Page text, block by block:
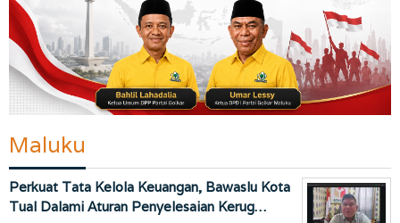
Maluku
Perkuat Tata Kelola Keuangan, Bawaslu Kota
Tual Dalami Aturan Penyelesaian Kerug…